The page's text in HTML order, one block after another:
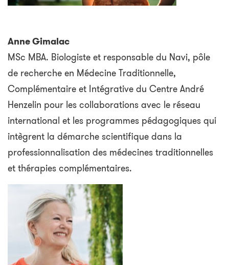
Anne Gimalac
MSc MBA. Biologiste et responsable du Navi, pôle
de recherche en Médecine Traditionnelle,
Complémentaire et Intégrative du Centre André
Henzelin pour les collaborations avec le réseau
international et les programmes pédagogiques qui
intègrent la démarche scientifique dans la
professionnalisation des médecines traditionnelles
et thérapies complémentaires.